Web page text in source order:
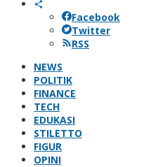
Facebook
Twitter
RSS
NEWS
POLITIK
FINANCE
TECH
EDUKASI
STILETTO
FIGUR
OPINI